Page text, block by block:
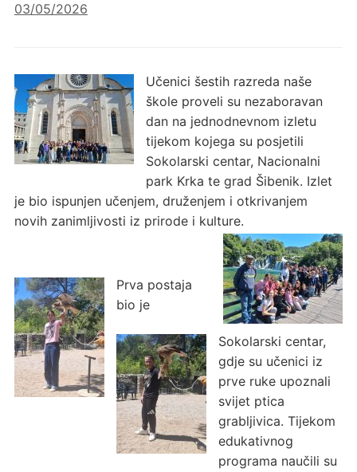
03/05/2026
Učenici šestih razreda naše
škole proveli su nezaboravan
dan na jednodnevnom izletu
tijekom kojega su posjetili
Sokolarski centar, Nacionalni
park Krka te grad Šibenik. Izlet
je bio ispunjen učenjem, druženjem i otkrivanjem
novih zanimljivosti iz prirode i kulture.
Prva postaja
bio je
Sokolarski centar,
gdje su učenici iz
prve ruke upoznali
svijet ptica
grabljivica. Tijekom
edukativnog
programa naučili su